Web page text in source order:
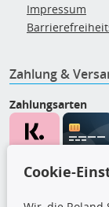
Impressum
Zahlung &
Zahlungsarten
Cookie-